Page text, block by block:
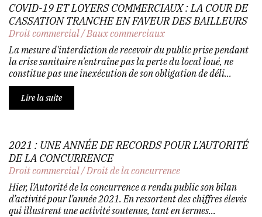
COVID-19 ET LOYERS COMMERCIAUX : LA COUR DE
CASSATION TRANCHE EN FAVEUR DES BAILLEURS
Droit commercial/Baux commerciaux
La mesure d'interdiction de recevoir du public prise pendant
la crise sanitaire n'entraîne pas la perte du local loué, ne
constitue pas une inexécution de son obligation de déli...
Lire la suite
2021 : UNE ANNÉE DE RECORDS POUR L’AUTORITÉ
DE LA CONCURRENCE
Droit commercial/Droit de la concurrence
Hier, l’Autorité de la concurrence a rendu public son bilan
d’activité pour l’année 2021. En ressortent des chiffres élevés
qui illustrent une activité soutenue, tant en termes...